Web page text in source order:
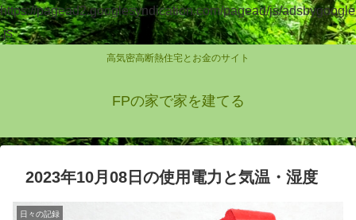
https://pagead2.googlesyndication.com/pagead/js/adsbygoogle
.js
高気密高断熱住宅とお金のサイト
FPの家で家を建てる
2023年10月08日の使用電力と気温・湿度
日々の記録